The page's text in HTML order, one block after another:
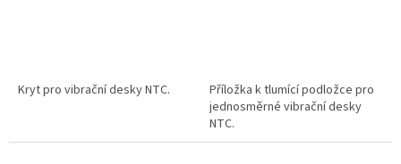
Kryt pro vibrační desky NTC.
Příložka k tlumící podložce pro
jednosměrné vibrační desky
NTC.